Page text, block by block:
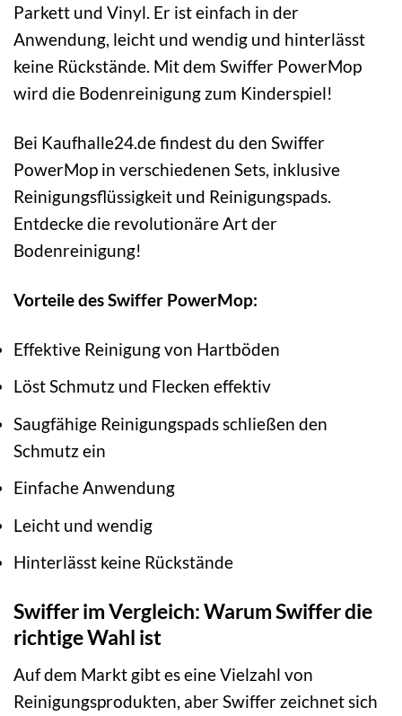
Parkett und Vinyl. Er ist einfach in der
Anwendung, leicht und wendig und hinterlässt
keine Rückstände. Mit dem Swiffer PowerMop
wird die Bodenreinigung zum Kinderspiel!
Bei Kaufhalle24.de findest du den Swiffer
PowerMop in verschiedenen Sets, inklusive
Reinigungsflüssigkeit und Reinigungspads.
Entdecke die revolutionäre Art der
Bodenreinigung!
Vorteile des Swiffer PowerMop:
Effektive Reinigung von Hartböden
Löst Schmutz und Flecken effektiv
Saugfähige Reinigungspads schließen den
Schmutz ein
Einfache Anwendung
Leicht und wendig
Hinterlässt keine Rückstände
Swiffer im Vergleich: Warum Swiffer die
richtige Wahl ist
Auf dem Markt gibt es eine Vielzahl von
Reinigungsprodukten, aber Swiffer zeichnet sich